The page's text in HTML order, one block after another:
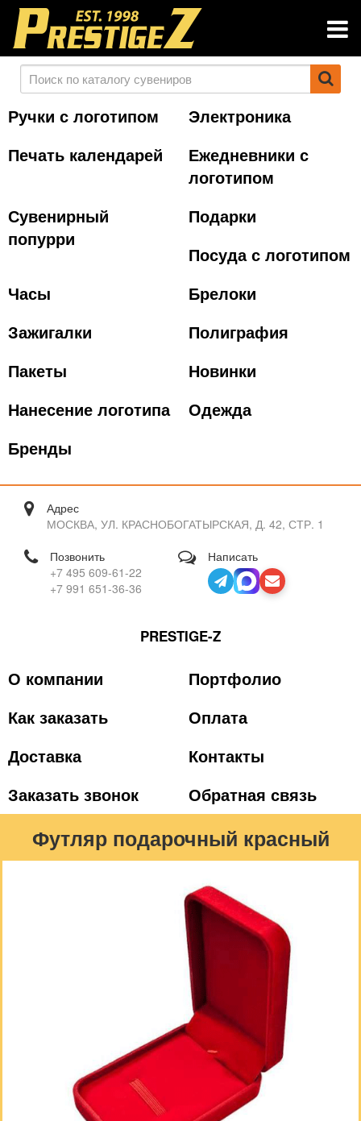
Ручки с логотипом
Электроника
Печать календарей
Ежедневники с
логотипом
Сувенирный
попурри
Подарки
Посуда с логотипом
Часы
Брелоки
Зажигалки
Полиграфия
Пакеты
Новинки
Нанесение логотипа
Одежда
Бренды
Адрес
МОСКВА, УЛ. КРАСНОБОГАТЫРСКАЯ, Д. 42, СТР. 1
Позвонить
+7 495 609-61-22
+7 991 651-36-36
Написать
PRESTIGE-Z
О компании
Портфолио
Как заказать
Оплата
Доставка
Контакты
Заказать звонок
Обратная связь
Футляр подарочный красный